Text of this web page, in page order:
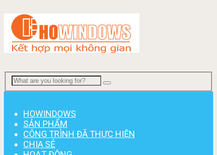
HOWINDOWS
SẢN PHẨM
CÔNG TRÌNH ĐÃ THỰC HIỆN
CHIA SẺ